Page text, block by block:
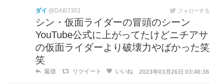
ダイ @DAI07301 フォローする
シン・仮面ライダーの冒頭のシーン
YouTube公式に上がってたけどニチアサ
の仮面ライダーより破壊力やばかった笑
笑
返信 リツイート いいね 2023年03月26日 03:46:36